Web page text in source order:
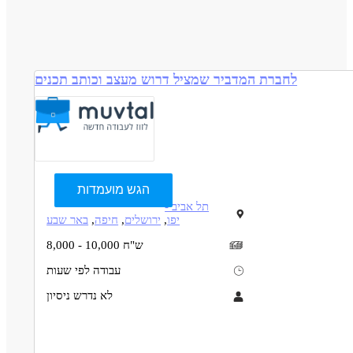
לחברת המדביר שמציל דרוש מעצב וכותב תכנים
הגש מועמדות
תל אביב -
יפו, ירושלים, חיפה, באר שבע
8,000 - 10,000 ש"ח
עבודה לפי שעות
לא נדרש ניסיון